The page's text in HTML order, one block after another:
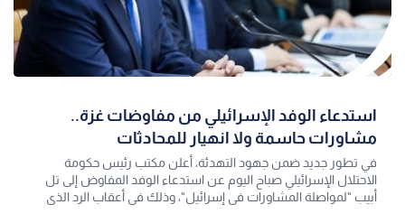
استدعاء الوفد الإسرائيلي من مفاوضات غزة..
مشاورات حاسمة ولا انهيار للمحادثات
في تطور جديد ضمن جهود التهدئة، أعلن مكتب رئيس حكومة
الاحتلال الإسرائيلي صباح اليوم عن استدعاء الوفد المفاوض إلى تل
أبيب "لمواصلة المشاورات في إسرائيل"، وذلك في أعقاب الرد الذي